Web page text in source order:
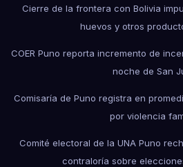
Cierre de la frontera con Bolivia
huevos y otros
COER Puno reporta incremento de
noche de San
Comisaría de Puno registra en
por violencia
Comité electoral de la UNA Puno
contraloría sobre